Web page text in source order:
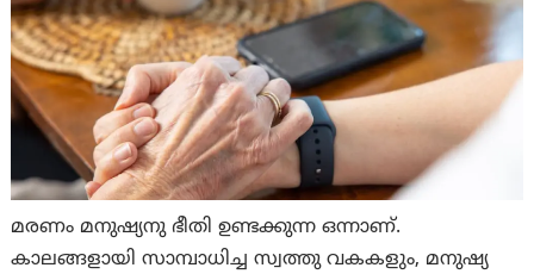
മരണം മനുഷ്യനു ഭീതി ഉണ്ടക്കുന്ന ഒന്നാണ്.
കാലങ്ങളായി സാമ്പാധിച്ച സ്വത്തു വകകളും, മനുഷ്യ